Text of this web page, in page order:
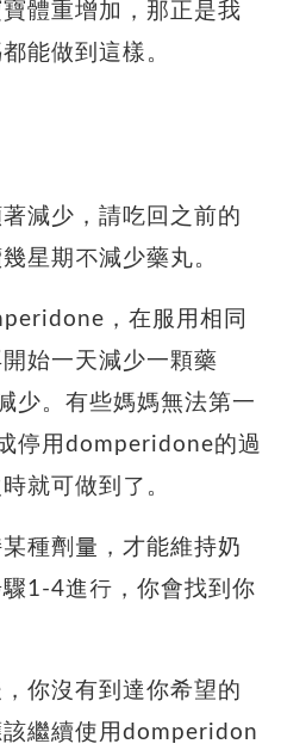
體重增加，那正是我
能做到這樣。
減少，請吃回之前的
星期不減少藥丸。
，在服用相同
始一天減少一顆藥
少。有些媽媽無法第一
停用domperidone的過
就可做到了。
種劑量，才能維持奶
1-4進行，你會找到你
你沒有到達你希望的
繼續使用domperidon